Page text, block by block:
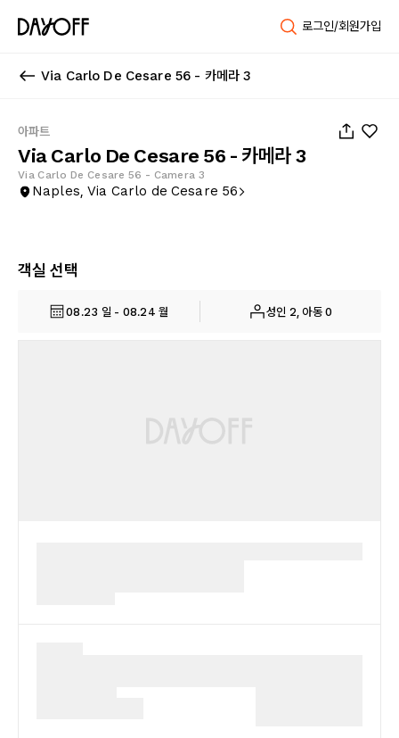
로그인/회원가입
Via Carlo De Cesare 56 - 카메라 3
아파트
Via Carlo De Cesare 56 - 카메라 3
Via Carlo De Cesare 56 - Camera 3
Naples, Via Carlo de Cesare 56
객실 선택
08.23 일 - 08.24 월 성인 2, 아동 0